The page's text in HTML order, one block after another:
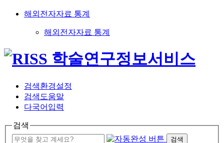
해외전자자료 통계
해외전자자료 통계
검색환경설정
검색도움말
다국어입력
검색
검색